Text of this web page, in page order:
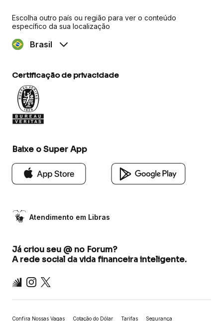
Escolha outro país ou região para ver o conteúdo
específico da sua localização
Brasil
Certificação de privacidade
Baixe o Super App
Atendimento em Libras
Já criou seu @ no Forum?
A rede social da vida financeira inteligente.
Inter Instagram
X
Confira Nossas Vagas Cotação do Dólar Tarifas Segurança